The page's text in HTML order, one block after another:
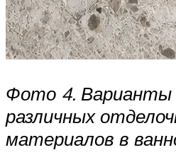
Фото 4. Варианты
различных
материалов в